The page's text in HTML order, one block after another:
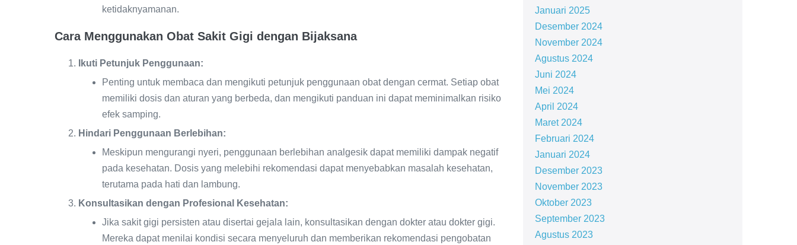
ketidaknyamanan.
Cara Menggunakan Obat Sakit Gigi dengan Bijaksana
Ikuti Petunjuk Penggunaan:
Penting untuk membaca dan mengikuti petunjuk penggunaan obat dengan cermat. Setiap obat
memiliki dosis dan aturan yang berbeda, dan mengikuti panduan ini dapat meminimalkan risiko
efek samping.
Hindari Penggunaan Berlebihan:
Meskipun mengurangi nyeri, penggunaan berlebihan analgesik dapat memiliki dampak negatif
pada kesehatan. Dosis yang melebihi rekomendasi dapat menyebabkan masalah kesehatan,
terutama pada hati dan lambung.
Konsultasikan dengan Profesional Kesehatan:
Jika sakit gigi persisten atau disertai gejala lain, konsultasikan dengan dokter atau dokter gigi.
Mereka dapat menilai kondisi secara menyeluruh dan memberikan rekomendasi pengobatan
Januari 2025
Desember 2024
November 2024
Agustus 2024
Juni 2024
Mei 2024
April 2024
Maret 2024
Februari 2024
Januari 2024
Desember 2023
November 2023
Oktober 2023
September 2023
Agustus 2023